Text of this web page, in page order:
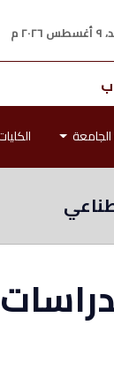
م
الجامعة